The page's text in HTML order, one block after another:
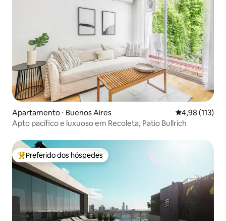
Apartamento ⋅ Buenos Aires 4,98 de uma
4,98 (113)
Apto pacífico e luxuoso em Recoleta, Patio Bullrich
Entre os melhores preferidos dos hóspedes
Preferido dos hóspedes